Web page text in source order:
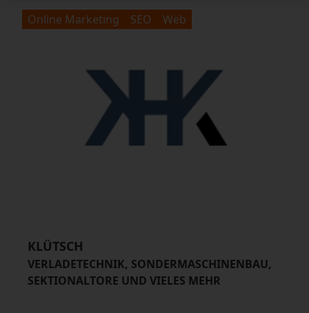
Online Marketing SEO Web
KLÜTSCH
VERLADETECHNIK, SONDERMASCHINENBAU,
SEKTIONALTORE UND VIELES MEHR